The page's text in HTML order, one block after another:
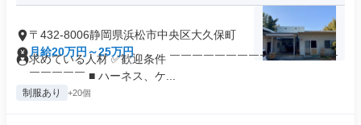
〒432-8006静岡県浜松市中央区大久保町
月給20万円～25万円
求めている人材 ✅歓迎条件 ￣￣￣￣￣￣￣￣￣￣￣￣￣￣￣
￣￣￣￣￣ ■ ハーネス、ケ...
制服あり +20個